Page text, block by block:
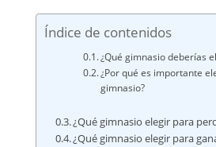
Índice de contenidos
¿Qué gimnasio deberías
¿Por qué es importante
gimnasio?
¿Qué gimnasio elegir para
¿Qué gimnasio elegir para